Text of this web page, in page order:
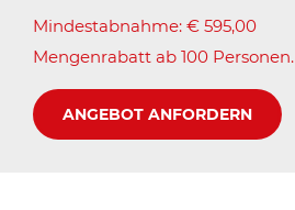
Mindestabnahme: € 595,00
Mengenrabatt ab 100 Personen.
ANGEBOT ANFORDERN